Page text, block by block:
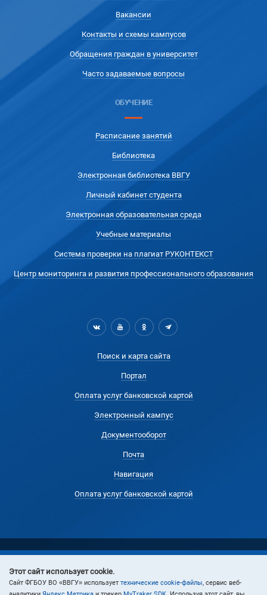
Вакансии
Контакты и схемы кампусов
Обращения граждан в университет
Часто задаваемые вопросы
ОБУЧЕНИЕ
Расписание занятий
Библиотека
Электронная библиотека ВВГУ
Личный кабинет студента
Электронная образовательная среда
Учебные материалы
Система проверки на плагиат РУКОНТЕКСТ
Центр мониторинга и развития профессионального образования
Поиск и карта сайта
Портал
Оплата услуг банковской картой
Электронный кампус
Документооборот
Почта
Навигация
Оплата услуг банковской картой
© 2024 Владивостокский государственный университет
Этот сайт использует cookie.
Cайт ФГБОУ ВО «ВВГУ» использует технические cookie-файлы, сервис веб-